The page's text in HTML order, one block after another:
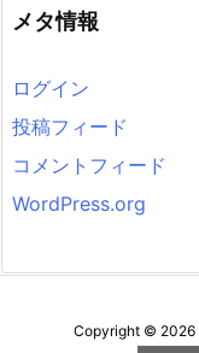
メタ情報
ログイン
投稿フィード
コメントフィード
WordPress.org
Copyright © 2026